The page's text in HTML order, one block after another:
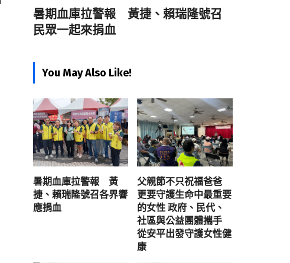
暑期血庫拉警報 黃捷、賴瑞隆號召
民眾一起來捐血
You May Also Like!
暑期血庫拉警報 黃
捷、賴瑞隆號召各界響
應捐血
父親節不只祝福爸爸
更要守護生命中最重要
的女性 政府、民代、
社區與公益團體攜手
從安平出發守護女性健
康